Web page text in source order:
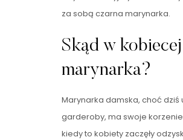
za sobą czarna marynarka.
Skąd w kobiecej
marynarka?
Marynarka damska, choć
garderoby, ma swoje korzenie
kiedy to kobiety zaczęły